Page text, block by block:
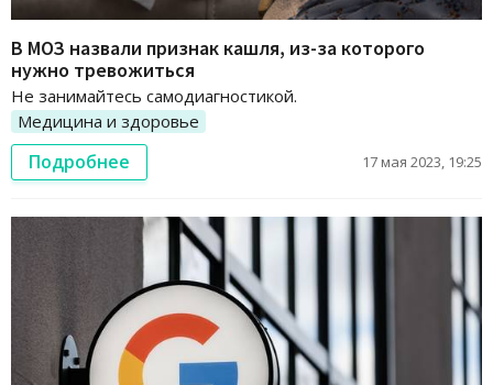
В МОЗ назвали признак кашля, из-за которого
нужно тревожиться
Не занимайтесь самодиагностикой.
Медицина и здоровье
Подробнее 17 мая 2023, 19:25